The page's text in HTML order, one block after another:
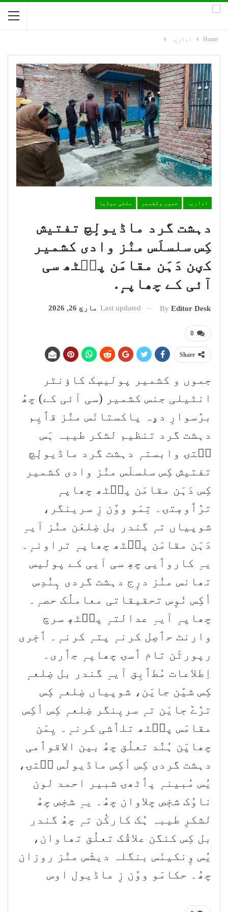
Home اداریہ
اداریہ جموں وکشمیر ملٹی میڈیا
دہشت گرد ماڈیولٕچ تفتیش
کِس سلسلَس منٛز وادی کشمیر
کؠن دَہَن مقامَن پٮ۪ٹھ سی
آئی کے چھاپہٕ.
By Editor Desk
Last updated مارچ 26, 2026
0
Share
جموں و کشمیر پولیسٕک کاؤنٹر
انٹیلی جنس کشمیر (سی آئی کے) چھُ
برٛسوارِ دۄہ پاکستانَس منٛز قٲیِم
دہشت گرد تنظیم لشکر طیبہ ہَس
سۭتۍ وابستہٕ دہشت گرد ماڈیولٕچ
تفتیش کِس سلسلَس منٛز وادی کشمیر
کِس دَہَن مقامَن پٮ۪ٹھ چھاپہٕ
ترٛٲومٕتۍ۔ تِمَو ووٚن زِ سرینگر،
شوپیاں تہٕ گندر بل ضِلعَن منٛز آیہِ
دَہَن مقامَن پٮ۪ٹھ چھاپہٕ تراونہٕ۔
یہِ کاروٲیی چھِ سی آیی کے پولیس
تھانس منٛز درٕج دہشت گردی ہٕنٛدِس
أکِس نٔوِس تحقیقاتی معاملُک حصہٕ۔
چھاپہٕ آیہِ عدالتہٕ پٮ۪ٹھٕ سرچ
وارنٹ حٲصِل کرنہٕ پتہٕ کرنہٕ۔ ٲخٕری
رپورٹَن تام ٲسۍ چھاپہٕ جٲری۔
اِطلاعات مُطٲبِق آیہِ گندر بل ضِلعہٕ
کِس شیٚن جایَن، شوپیاں ضِلعہٕ کِس
ترٛےٚ جایَن تہٕ سریٖنگر ضِلعہٕ کِس أکِس
مقامَس پٮ۪ٹھ تلٲشی کرنہٕ۔ یِمَن
چھاپَن ہُنٛد تعلُق چھُ بین الاقوٲمی
دہشت گردی کِس أکِس ماڈیولَس سۭتۍ،
یُس مُبینہٕ پٲٹھۍ شبیر احمد لون
ناوُک شخٕص چلاوان چھُ۔ یہِ شخٕص چھُ
لشکرِ طیبہ ہُک کارکُن تہٕ چھُ گندر
بل کِس کنگن علاقُک تعلُق تھاوان،
یُس وٕنکینَس بنگلہ دیشَس منٛز روزان
چھُ۔ حکامَو ووٚن زِ ماڈیول اوس